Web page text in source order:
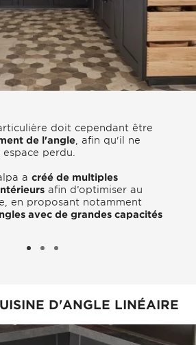
doit cependant être
de l'angle , afin qu'il ne
perdu.
a créé de multiples
afin d’optimiser au
en proposant notamment
avec de grandes capacités
D'ANGLE LINÉAIRE